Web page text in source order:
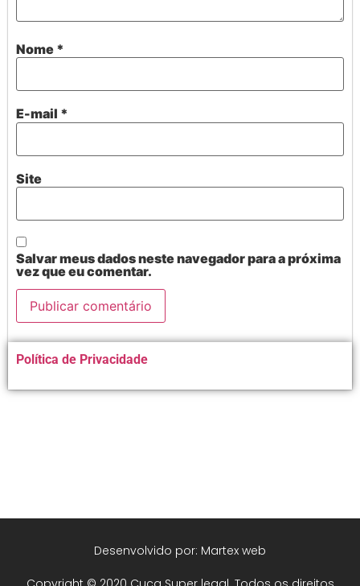
Nome *
E-mail *
Site
Salvar meus dados neste navegador para a próxima
vez que eu comentar.
Alternative:
Política de Privacidade
Desenvolvido por: Martex web